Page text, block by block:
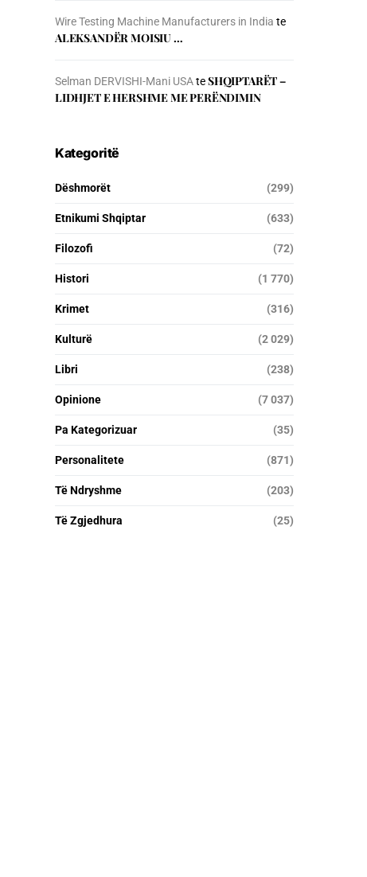
Wire Testing Machine Manufacturers in India te
ALEKSANDËR MOISIU …
Selman DERVISHI-Mani USAteSHQIPTARËT –
LIDHJET E HERSHME ME PERËNDIMIN
Kategoritë
Dëshmorët (299)
Etnikumi Shqiptar (633)
Filozofi (72)
Histori (1 770)
Krimet (316)
Kulturë (2 029)
Libri (238)
Opinione (7 037)
Pa Kategorizuar (35)
Personalitete (871)
Të Ndryshme (203)
Të Zgjedhura (25)